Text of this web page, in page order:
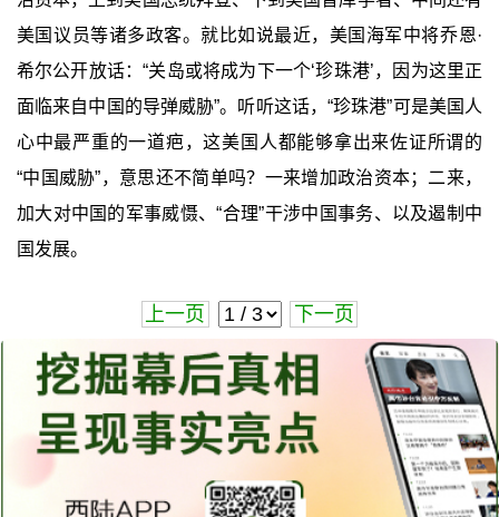
美国议员等诸多政客。就比如说最近，美国海军中将乔恩·
希尔公开放话：“关岛或将成为下一个‘珍珠港’，因为这里正
面临来自中国的导弹威胁”。听听这话，“珍珠港”可是美国人
心中最严重的一道疤，这美国人都能够拿出来佐证所谓的
“中国威胁”，意思还不简单吗？一来增加政治资本；二来，
加大对中国的军事威慑、“合理”干涉中国事务、以及遏制中
国发展。
上一页 下一页